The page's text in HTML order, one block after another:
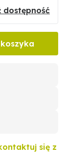
dostępność
się z